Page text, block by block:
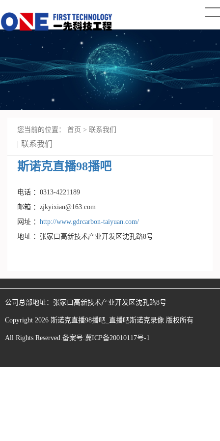
您当前的位置： 首页 > 联系我们
联系我们
斯诺克直播98播吧
电话 ：0313-4221189
邮箱 ：zjkyixian@163.com
网址 ： http://www.gdrcarbon-taiyuan.com/
地址 ：张家口高新技术产业开发区沈孔路8号
公司总部地址： 张家口高新技术产业开发区沈孔路8号
Copyright 2026 斯诺克直播98播吧_直播吧斯诺克录像 版权所有
All Rights Reserved.备案号:冀ICP备20010117号-1